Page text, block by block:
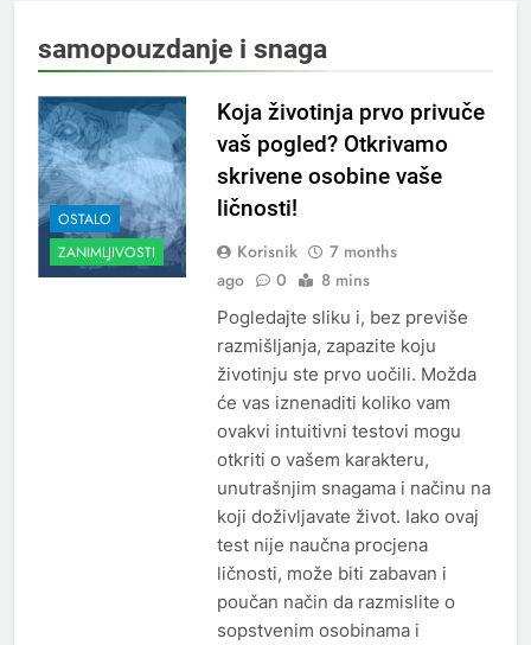
samopouzdanje i snaga
OSTALO
ZANIMLJIVOSTI
Koja životinja prvo privuče
vaš pogled? Otkrivamo
skrivene osobine vaše
ličnosti!
Korisnik
7 months
ago
0 8 mins
Pogledajte sliku i, bez previše
razmišljanja, zapazite koju
životinju ste prvo uočili. Možda
će vas iznenaditi koliko vam
ovakvi intuitivni testovi mogu
otkriti o vašem karakteru,
unutrašnjim snagama i načinu na
koji doživljavate život. Iako ovaj
test nije naučna procjena
ličnosti, može biti zabavan i
poučan način da razmislite o
sopstvenim osobinama i